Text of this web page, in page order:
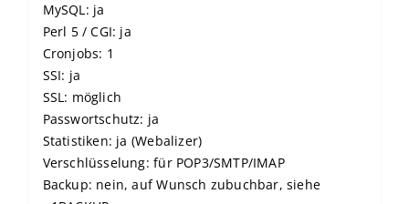
MySQL: ja
Perl 5 / CGI: ja
Cronjobs: 1
SSI: ja
SSL: möglich
Passwortschutz: ja
Statistiken: ja (Webalizer)
Verschlüsselung: für POP3/SMTP/IMAP
Backup: nein, auf Wunsch zubuchbar, siehe